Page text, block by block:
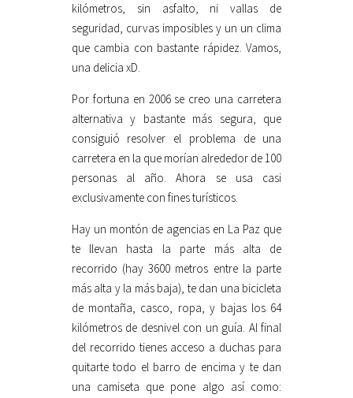
kilómetros, sin asfalto, ni vallas de
seguridad, curvas imposibles y un un clima
que cambia con bastante rápidez. Vamos,
una delicia xD.
Por fortuna en 2006 se creo una carretera
alternativa y bastante más segura, que
consiguió resolver el problema de una
carretera en la que morían alrededor de 100
personas al año. Ahora se usa casi
exclusivamente con fines turísticos.
Hay un montón de agencias en La Paz que
te llevan hasta la parte más alta de
recorrido (hay 3600 metros entre la parte
más alta y la más baja), te dan una bicicleta
de montaña, casco, ropa, y bajas los 64
kilómetros de desnivel con un guía. Al final
del recorrido tienes acceso a duchas para
quitarte todo el barro de encima y te dan
una camiseta que pone algo así como: